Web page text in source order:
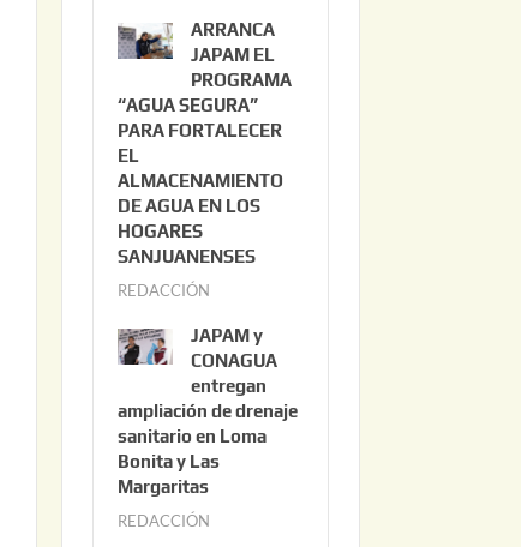
2
0
2
6
l
i
o
2
0
ARRANCA
JAPAM EL
PROGRAMA
“AGUA SEGURA”
PARA FORTALECER
EL
ALMACENAMIENTO
DE AGUA EN LOS
HOGARES
SANJUANENSES
REDACCIÓN
l
i
o
2
2
JAPAM y
CONAGUA
entregan
ampliación de drenaje
sanitario en Loma
Bonita y Las
Margaritas
REDACCIÓN